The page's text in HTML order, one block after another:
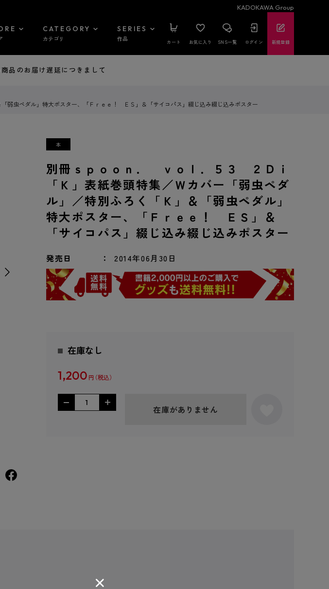
KADOKAWA Group
CATEGORY
カテゴリ
SERIES
作品 カート お気に入り SNS一覧 ログイン 新規登録
品のお届け遅延につきまして
虫ペダル」特大ポスター、「Ｆｒｅｅ！ ＥＳ」＆「サイコパス」綴じ込み綴じ込みポスター
別冊ｓｐｏｏｎ． ｖｏｌ．５３ ２Ｄｉ
「Ｋ」表紙巻頭特集／Ｗカバー「弱虫ペダ
ル」／特別ふろく「Ｋ」＆「弱虫ペダル」
特大ポスター、「Ｆｒｅｅ！ ＥＳ」＆
「サイコパス」綴じ込み綴じ込みポスター
発売日 2014年06月30日
在庫なし
1,200 円
在庫がありません